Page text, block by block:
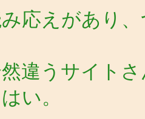
応えがあり
違うサイト
い。